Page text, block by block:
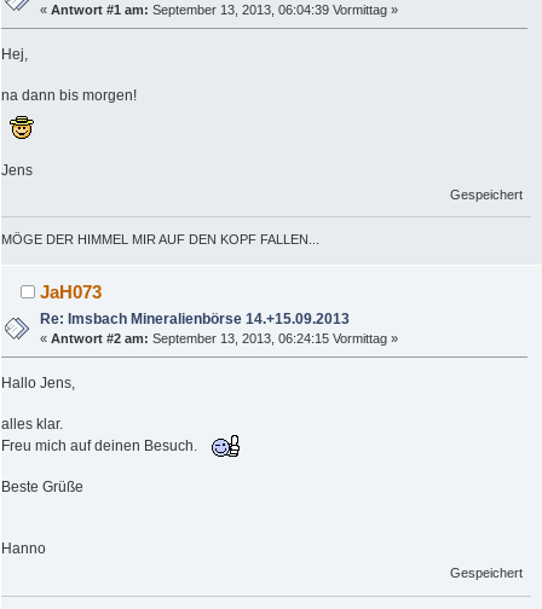
«Antwort #1 am: September 13, 2013, 06:04:39 Vormittag »
Hej,
na dann bis morgen!
Jens
Gespeichert
MÖGE DER HIMMEL MIR AUF DEN KOPF FALLEN...
JaH073
Re: Imsbach Mineralienbörse 14.+15.09.2013
«Antwort #2 am: September 13, 2013, 06:24:15 Vormittag »
Hallo Jens,
alles klar.
Freu mich auf deinen Besuch.
Beste Grüße
Hanno
Gespeichert